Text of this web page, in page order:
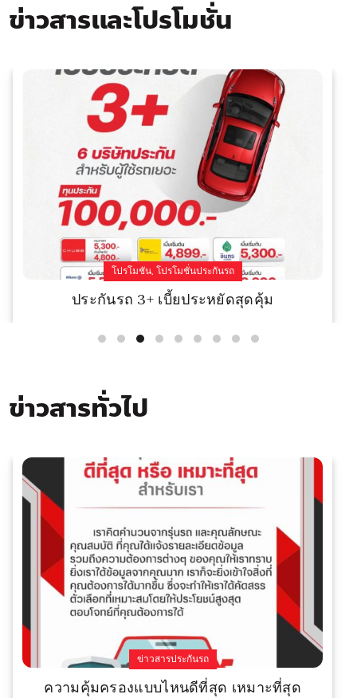
ข่าวสารและโปรโมชั่น
โปรโมชัน, โปรโมชั่นประกันรถ
ประกันรถ 3+ เบี้ยประหยัดสุดคุ้ม
Read More
ข่าวสารทั่วไป
ข่าวสารประกันรถ
ความคุ้มครองแบบไหนดีที่สุด เหมาะที่สุด